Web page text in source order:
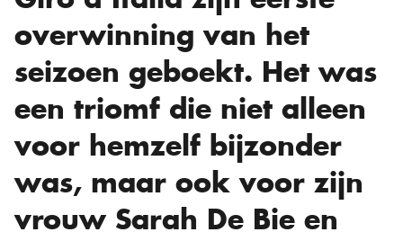
overwinning van het
seizoen geboekt. Het was
een triomf die niet alleen
voor hemzelf bijzonder
was, maar ook voor zijn
vrouw Sarah De Bie en